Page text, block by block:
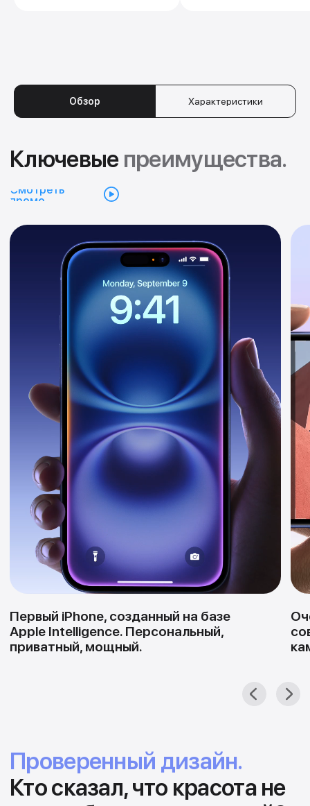
Обзор Характеристики
Первый iPhone, созданный на базе
Apple Intelligence. Персональный,
приватный, мощный.
Очень быстро.
совершенно новую
камерой.
Проверенный дизайн.
может быть долговечной?
iPhone 16 оснащён прочным корпусом из
алюминия аэрокосмического класса и
красивым, укреплённым стеклом на
задней панели с глубокой окраской.
Материал Ceramic Shield нового
поколения в два раза прочнее любого
стекла для смартфонов. Благодаря
новому внутреннему дизайну тепло
рассеивается эффективнее, что
улучшает общую производительность,
особенно в играх.
Ceramic Shield нового поколения.
В 2 раза прочнее любого стекла
для смартфонов.